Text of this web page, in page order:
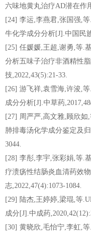
六味地黄丸治疗AD潜在作
[24] 李运,李燕君,张国强,
牛化学成分分析[J].中国民
[25] 任媛媛,王超,谢勇,等.
分析五味子治疗非酒精性
技,2022,43(5):21-33.
[26] 游飞祥,袁雪海,许浚,
成分分析[J].中草药
[27] 周严严,高文雅,顾欣如
肺排毒汤化学成分鉴定及
3044.
[28] 李彤,李宇,张彩娟,等.
疗溃疡性结肠炎血清药效
志,2022,47(4):1073-1084.
[29] 陆杰,王婷婷,梁琨,等
成分[J].中成药
[30] 黄晓欣,毛怡宁,李虹,